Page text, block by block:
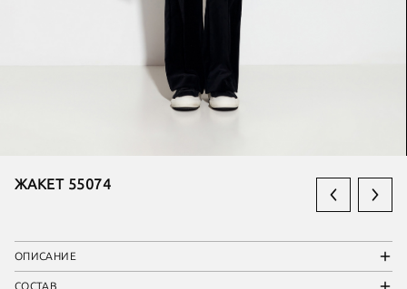
ЖАКЕТ 55074
ОПИСАНИЕ
СОСТАВ